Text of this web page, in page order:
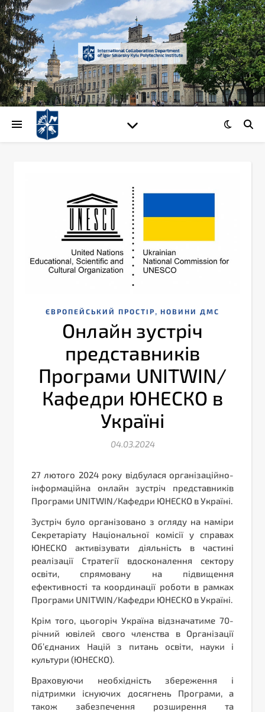
ЄВРОПЕЙСЬКИЙ ПРОСТІР , НОВИНИ ДМС
Онлайн зустріч
представників
Програми UNITWIN/
Кафедри ЮНЕСКО в
Україні
04.03.2024
27 лютого 2024 року відбулася організаційно-
інформаційна онлайн зустріч представників
Програми UNITWIN/Кафедри ЮНЕСКО в Україні.
Зустріч було організовано з огляду на наміри
Секретаріату Національної комісії у справах
ЮНЕСКО активізувати діяльність в частині
реалізації Стратегії вдосконалення сектору
освіти, спрямовану на підвищення
ефективності та координації роботи в рамках
Програми UNITWIN/Кафедри ЮНЕСКО в Україні.
Крім того, цьогоріч Україна відзначатиме 70-
річний ювілей свого членства в Організації
Об’єднаних Націй з питань освіти, науки і
культури (ЮНЕСКО).
Враховуючи необхідність збереження і
підтримки існуючих досягнень Програми, а
також забезпечення розширення та